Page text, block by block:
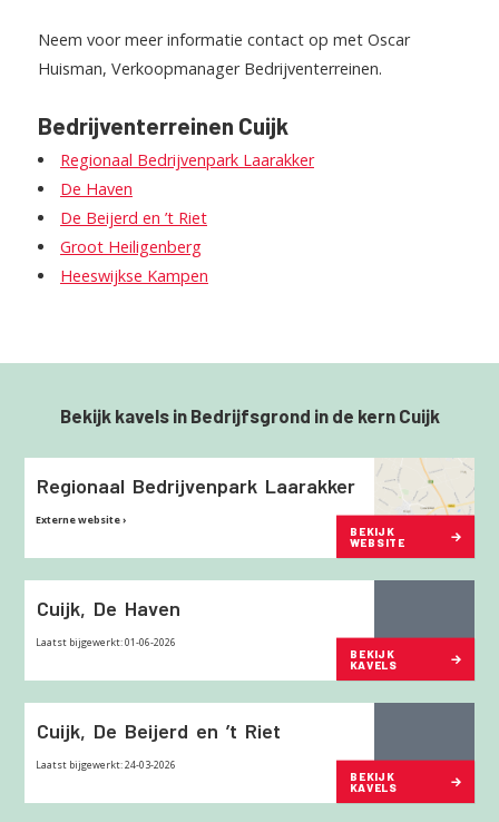
Neem voor meer informatie contact op met Oscar
Huisman, Verkoopmanager Bedrijventerreinen.
​Bedrijventerreinen Cuijk
Regionaal Bedrijvenpark Laarakker
De Haven
De Beijerd en ’t Riet
Groot Heiligenberg
Heeswijkse Kampen
Bekijk kavels in Bedrijfsgrond in de kern Cuijk
Regionaal Bedrijvenpark Laarakker
BEKIJK
WEBSITE
Externe website ›
Cuijk, De Haven
BEKIJK
KAVELS
Laatst bijgewerkt: 01-06-2026
Cuijk, De Beijerd en ’t Riet
BEKIJK
KAVELS
Laatst bijgewerkt: 24-03-2026